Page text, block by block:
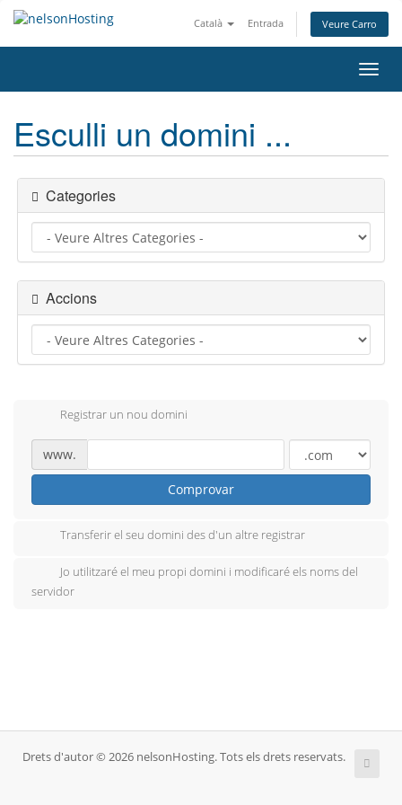
Català Entrada Veure Carro
la
Esculli un domini ...
Categories
Accions
Registrar un nou domini
www.
Comprovar
Transferir el seu domini des d'un altre registrar
Jo utilitzaré el meu propi domini i modificaré els noms del
servidor
Drets d'autor © 2026 nelsonHosting. Tots els drets reservats.